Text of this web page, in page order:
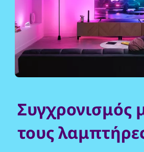
Συγχρονισμός
τους